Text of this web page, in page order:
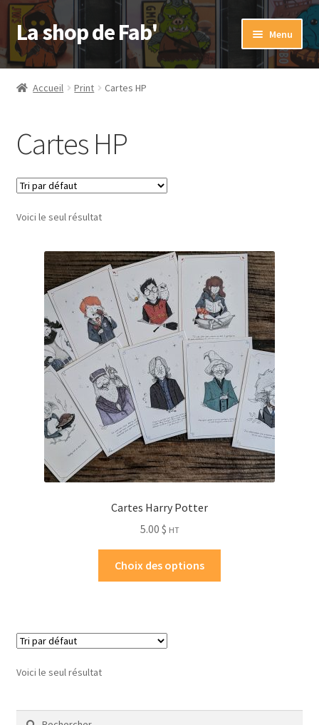
Aller
à
la
navigation
Aller
au
contenu
La shop de Fab' Menu
Accueil
Mon compte
Panier
Payment
Validation de la commande
Accueil Print Cartes HP
Cartes HP
Voici le seul résultat
Cartes Harry Potter
5.00 $ HT
Choix des options
Voici le seul résultat
Rechercher :